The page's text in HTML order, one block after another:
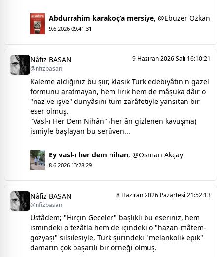
Abdurrahim karakoç’a mersiye, @Ebuzer Ozkan
9.6.2026 09:41:31
Nâfiz BASAN
@nfizbasan
9 Haziran 2026 Salı 16:10:21
Kaleme aldığınız bu şiir, klasik Türk edebiyâtının gazel
formunu aratmayan, hem lirik hem de mâşuka dâir o
"naz ve işve" dünyâsını tüm zarâfetiyle yansıtan bir
eser olmuş.
"Vasl-ı Her Dem Nihân" (her ân gizlenen kavuşma)
ismiyle başlayan bu serüven...
Ey vasl-ı her dem nihan, @Osman Akçay
8.6.2026 13:28:29
Nâfiz BASAN
@nfizbasan
8 Haziran 2026 Pazartesi 21:52:13
Üstâdem; "Hırçın Geceler" başlıklı bu eseriniz, hem
ismindeki o tezâtla hem de içindeki o "hazan-mâtem-
gözyaşı" silsilesiyle, Türk şiirindeki "melankolik epik"
damarın çok başarılı bir örneği olmuş.